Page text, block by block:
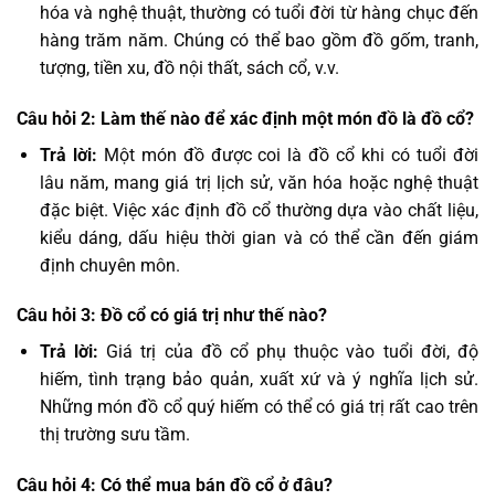
hóa và nghệ thuật, thường có tuổi đời từ hàng chục đến
hàng trăm năm. Chúng có thể bao gồm đồ gốm, tranh,
tượng, tiền xu, đồ nội thất, sách cổ, v.v.
Câu hỏi 2: Làm thế nào để xác định một món đồ là đồ cổ?
Trả lời: Một món đồ được coi là đồ cổ khi có tuổi đời
lâu năm, mang giá trị lịch sử, văn hóa hoặc nghệ thuật
đặc biệt. Việc xác định đồ cổ thường dựa vào chất liệu,
kiểu dáng, dấu hiệu thời gian và có thể cần đến giám
định chuyên môn.
Câu hỏi 3: Đồ cổ có giá trị như thế nào?
Trả lời: Giá trị của đồ cổ phụ thuộc vào tuổi đời, độ
hiếm, tình trạng bảo quản, xuất xứ và ý nghĩa lịch sử.
Những món đồ cổ quý hiếm có thể có giá trị rất cao trên
thị trường sưu tầm.
Câu hỏi 4: Có thể mua bán đồ cổ ở đâu?